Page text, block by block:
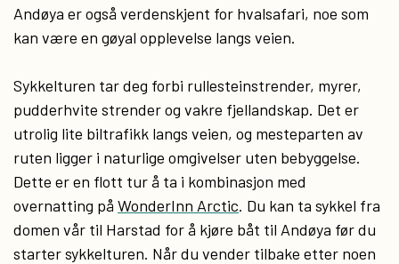
Andøya er også verdenskjent for hvalsafari, noe som
kan være en gøyal opplevelse langs veien.
Sykkelturen tar deg forbi rullesteinstrender, myrer,
pudderhvite strender og vakre fjellandskap. Det er
utrolig lite biltrafikk langs veien, og mesteparten av
ruten ligger i naturlige omgivelser uten bebyggelse.
Dette er en flott tur å ta i kombinasjon med
overnatting på WonderInn Arctic. Du kan ta sykkel fra
domen vår til Harstad for å kjøre båt til Andøya før du
starter sykkelturen. Når du vender tilbake etter noen